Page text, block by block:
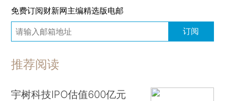
免费订阅财新网主编精选版电邮
订阅
推荐阅读
宇树科技IPO估值600亿元